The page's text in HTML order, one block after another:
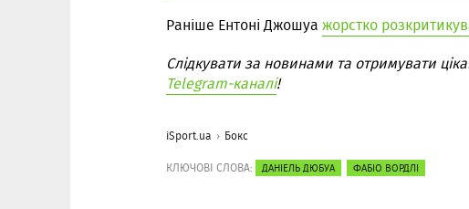
Раніше Ентоні Джошуа жорстко
Слідкувати за новинами та отримувати
Telegram-каналі!
iSport.ua Бокс
КЛЮЧОВІ СЛОВА: ДАНІЕЛЬ ДЮБУА ФАБІО ВОРДЛІ